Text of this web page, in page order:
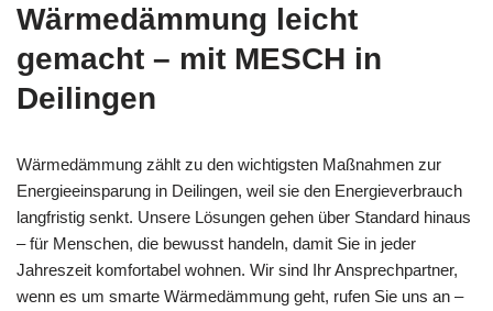
Wärmedämmung leicht
gemacht – mit MESCH in
Deilingen
Wärmedämmung zählt zu den wichtigsten Maßnahmen zur
Energieeinsparung in Deilingen, weil sie den Energieverbrauch
langfristig senkt. Unsere Lösungen gehen über Standard hinaus
– für Menschen, die bewusst handeln, damit Sie in jeder
Jahreszeit komfortabel wohnen. Wir sind Ihr Ansprechpartner,
wenn es um smarte Wärmedämmung geht, rufen Sie uns an –